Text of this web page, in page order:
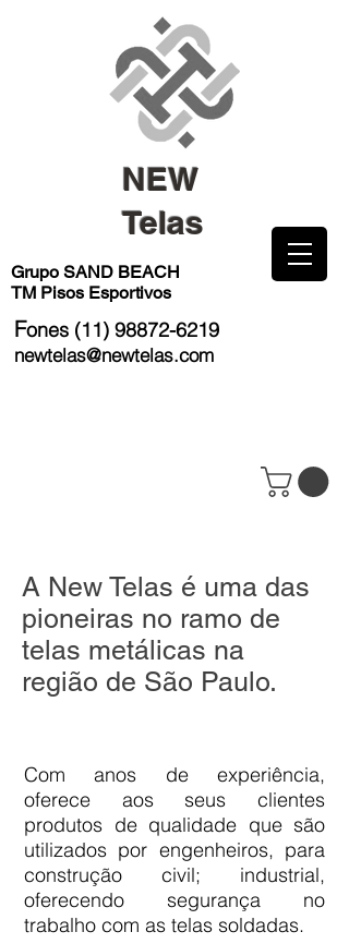
NEW
Telas
Grupo SAND BEACH
TM Pisos Esportivos
Fones (11) 98872-6219
newtelas@newtelas.com
A New Telas é uma das
pioneiras no ramo de
telas metálicas na
região de São Paulo.
Com anos de experiência,
oferece aos seus clientes
produtos de qualidade que são
utilizados por engenheiros, para
construção civil; industrial,
oferecendo segurança no
trabalho com as telas soldadas.